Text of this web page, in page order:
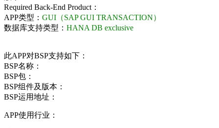
Required Back-End Product：
APP类型： GUI（SAP GUI TRANSACTION）
数据库支持类型： HANA DB exclusive
此APP对BSP支持如下：
BSP名称：
BSP包：
BSP组件及版本：
BSP运用地址：
APP使用行业：